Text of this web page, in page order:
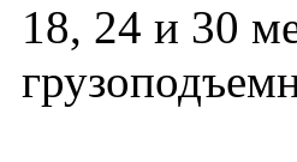
18, 24 и 30